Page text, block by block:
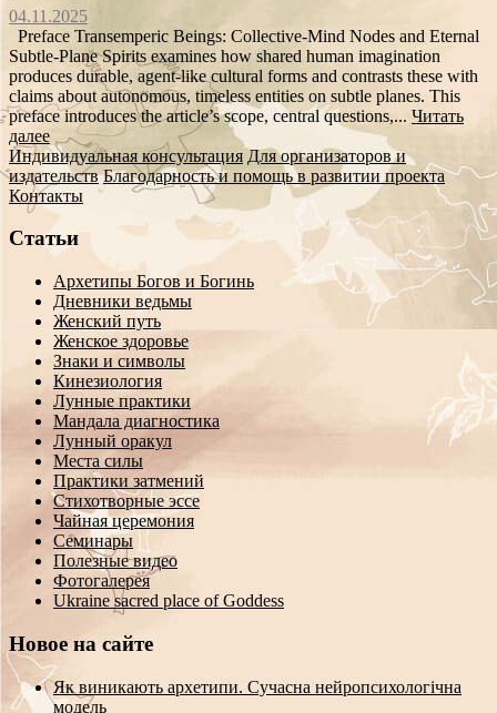
04.11.2025
Preface Transemperic Beings: Collective‑Mind Nodes and Eternal
Subtle‑Plane Spirits examines how shared human imagination
produces durable, agent‑like cultural forms and contrasts these with
claims about autonomous, timeless entities on subtle planes. This
preface introduces the article’s scope, central questions,... Читать
далее
Индивидуальная консультация Для организаторов и
издательств Благодарность и помощь в развитии проекта
Контакты
Статьи
Архетипы Богов и Богинь
Дневники ведьмы
Женский путь
Женское здоровье
Знаки и символы
Кинезиология
Лунные практики
Мандала диагностика
Лунный оракул
Места силы
Практики затмений
Стихотворные эссе
Чайная церемония
Семинары
Полезные видео
Фотогалерея
Ukraine sacred place of Goddess
Новое на сайте
Як виникають архетипи. Сучасна нейропсихологічна
модель